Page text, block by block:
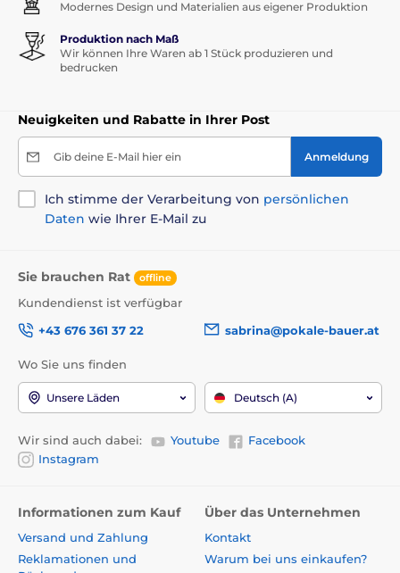
Modernes Design und Materialien aus eigener Produktion
Produktion nach Maß
Wir können Ihre Waren ab 1 Stück produzieren und
bedrucken
Neuigkeiten und Rabatte in Ihrer Post
Gib deine E-Mail hier ein Anmeldung
Ich stimme der Verarbeitung von persönlichen
Daten wie Ihrer E-Mail zu
Sie brauchen Rat offline
Kundendienst ist verfügbar
+43 676 361 37 22
sabrina@pokale-bauer.at
Wo Sie uns finden
Unsere Läden Deutsch (A)
Wir sind auch dabei: Youtube
Facebook
Instagram
Informationen zum Kauf
Versand und Zahlung
Reklamationen und
Über das Unternehmen
Kontakt
Warum bei uns einkaufen?